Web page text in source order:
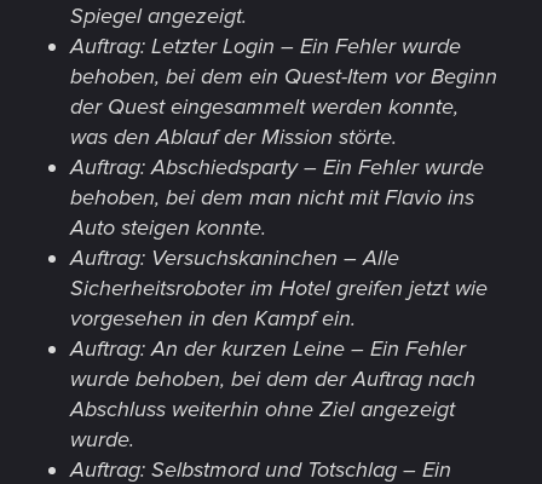
Spiegel angezeigt.
Auftrag: Letzter Login – Ein Fehler wurde
behoben, bei dem ein Quest-Item vor Beginn
der Quest eingesammelt werden konnte,
was den Ablauf der Mission störte.
Auftrag: Abschiedsparty – Ein Fehler wurde
behoben, bei dem man nicht mit Flavio ins
Auto steigen konnte.
Auftrag: Versuchskaninchen – Alle
Sicherheitsroboter im Hotel greifen jetzt wie
vorgesehen in den Kampf ein.
Auftrag: An der kurzen Leine – Ein Fehler
wurde behoben, bei dem der Auftrag nach
Abschluss weiterhin ohne Ziel angezeigt
wurde.
Auftrag: Selbstmord und Totschlag – Ein